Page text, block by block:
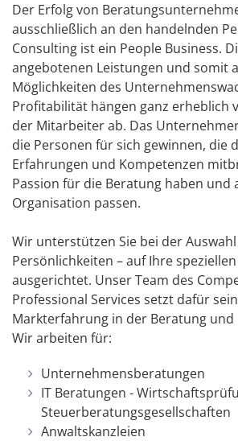
Der Erfolg von
ausschließlich an den handelnden
Consulting ist ein People Business.
angebotenen Leistungen und somit
Möglichkeiten des
Profitabilität hängen ganz erheblich
der Mitarbeiter ab. Das
die Personen für sich gewinnen, die
Erfahrungen und Kompetenzen
Passion für die Beratung haben und
Organisation passen.
Wir unterstützen Sie bei der
Persönlichkeiten – auf Ihre
ausgerichtet. Unser Team des
Professional Services setzt dafür
Markterfahrung in der Beratung und
Wir arbeiten für:
Unternehmensberatungen
IT Beratungen -
Steuerberatungsgesellschaften
Anwaltskanzleien